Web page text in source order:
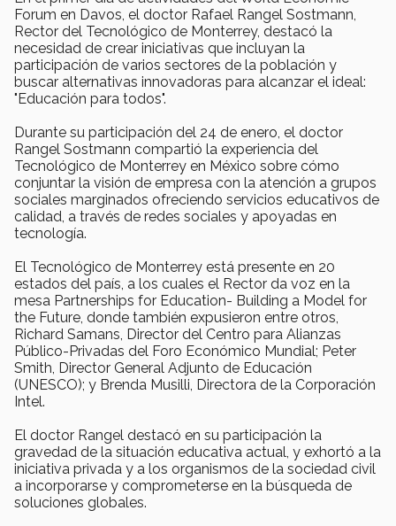
Forum en Davos, el doctor Rafael Rangel Sostmann,
Rector del Tecnológico de Monterrey, destacó la
necesidad de crear iniciativas que incluyan la
participación de varios sectores de la población y
buscar alternativas innovadoras para alcanzar el ideal:
"Educación para todos".
Durante su participación del 24 de enero, el doctor
Rangel Sostmann compartió la experiencia del
Tecnológico de Monterrey en México sobre cómo
conjuntar la visión de empresa con la atención a grupos
sociales marginados ofreciendo servicios educativos de
calidad, a través de redes sociales y apoyadas en
tecnología.
El Tecnológico de Monterrey está presente en 20
estados del país, a los cuales el Rector da voz en la
mesa Partnerships for Education- Building a Model for
the Future, donde también expusieron entre otros,
Richard Samans, Director del Centro para Alianzas
Público-Privadas del Foro Económico Mundial; Peter
Smith, Director General Adjunto de Educación
(UNESCO); y Brenda Musilli, Directora de la Corporación
Intel.
El doctor Rangel destacó en su participación la
gravedad de la situación educativa actual, y exhortó a la
iniciativa privada y a los organismos de la sociedad civil
a incorporarse y comprometerse en la búsqueda de
soluciones globales.